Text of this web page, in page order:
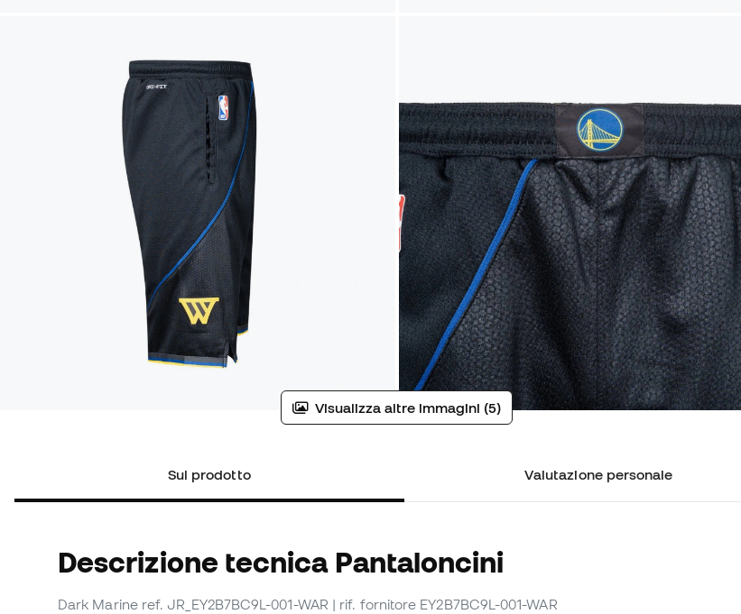
Visualizza altre immagini (5)
Sul prodotto Valutazione personale
Descrizione tecnica Pantaloncini
Dark Marine ref. JR_EY2B7BC9L-001-WAR | rif. fornitore EY2B7BC9L-001-WAR